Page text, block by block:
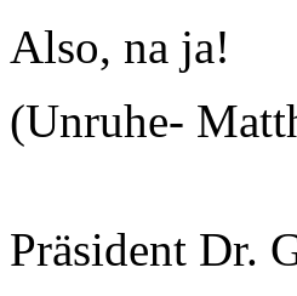
Also, na ja!
(Unruhe-
Präsident Dr.